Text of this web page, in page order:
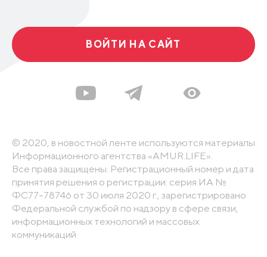
ВОЙТИ НА САЙТ
© 2020, в новостной ленте используются материалы
Информационного агентства «AMUR.LIFE».
Все права защищены. Регистрационный номер и дата
принятия решения о регистрации: серия ИА №
ФС77-78746 от 30 июля 2020 г., зарегистрировано
Федеральной службой по надзору в сфере связи,
информационных технологий и массовых
коммуникаций